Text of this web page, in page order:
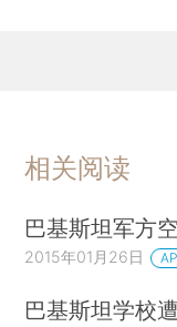
相关阅读
巴基斯坦军方
2015年01月26日
巴基斯坦学校